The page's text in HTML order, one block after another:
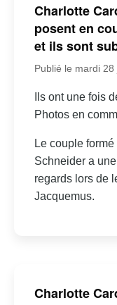
Charlotte
posent en
et ils sont
Publié le mardi
Ils ont une fois
Photos en
Le couple
Schneider a
regards lors de
Jacquemus.
Charlotte